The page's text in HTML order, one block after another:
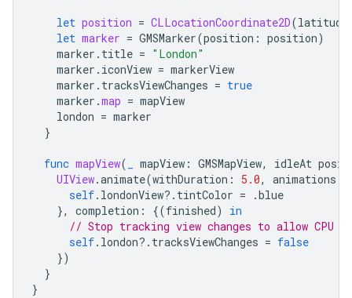
let position = CLLocationCoordinate2D(latitude
let marker = GMSMarker(position : position)
marker . title = "London"
marker . iconView = markerView
marker . tracksViewChanges = true
marker .map = mapView
london = marker
}
func mapView( mapView : GMSMapView, idleAt
UIView.animate(withDuration : 5.0, animations
self. londonView?. tintColor = .blue
},
completion : {(finished)
in
// Stop tracking view changes to allow CPU
self. london?. tracksViewChanges = false
})
}
}